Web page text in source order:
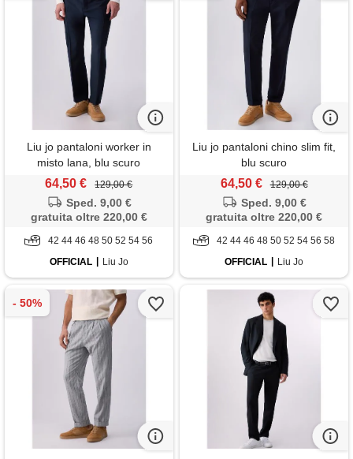
Liu jo pantaloni worker in
misto lana, blu scuro
64,50 € 129,00 €
Sped. 9,00 €
gratuita oltre 220,00 €
42 44 46 48 50 52 54 56
OFFICIAL
Liu Jo
Liu jo pantaloni chino slim fit,
blu scuro
64,50 € 129,00 €
Sped. 9,00 €
gratuita oltre 220,00 €
42 44 46 48 50 52 54 56 58
OFFICIAL
Liu Jo